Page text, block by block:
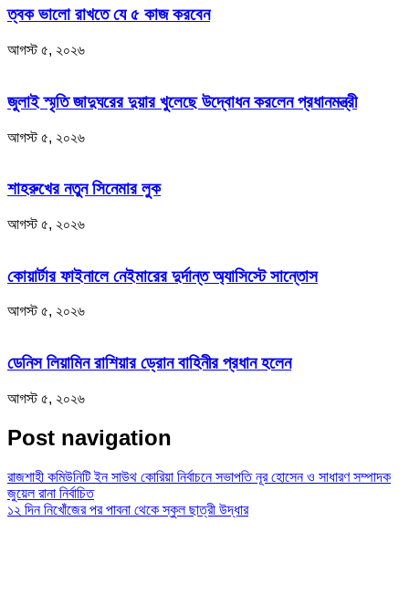
ত্বক ভালো রাখতে যে ৫ কাজ করবেন
আগস্ট ৫, ২০২৬
জুলাই স্মৃতি জাদুঘরের দুয়ার খুলেছে উদ্বোধন করলেন প্রধানমন্ত্রী
আগস্ট ৫, ২০২৬
শাহরুখের নতুন সিনেমার লুক
আগস্ট ৫, ২০২৬
কোয়ার্টার ফাইনালে নেইমারের দুর্দান্ত অ্যাসিস্টে সান্তোস
আগস্ট ৫, ২০২৬
ডেনিস লিয়ামিন রাশিয়ার ড্রোন বাহিনীর প্রধান হলেন
আগস্ট ৫, ২০২৬
Post navigation
রাজশাহী কমিউনিটি ইন সাউথ কোরিয়া নির্বাচনে সভাপতি নূর হোসেন ও সাধারণ সম্পাদক
জুয়েল রানা নির্বাচিত
১২ দিন নিখোঁজের পর পাবনা থেকে স্কুল ছাত্রী উদ্ধার